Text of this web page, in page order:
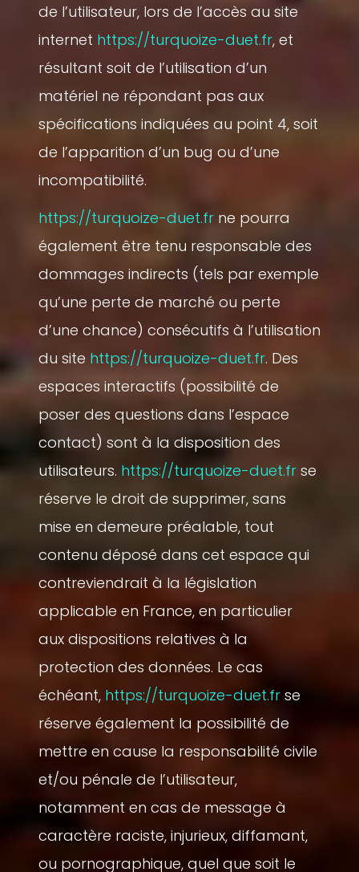
de l’utilisateur, lors de l’accès au site
internet https://turquoize-duet.fr, et
résultant soit de l’utilisation d’un
matériel ne répondant pas aux
spécifications indiquées au point 4, soit
de l’apparition d’un bug ou d’une
incompatibilité.
https://turquoize-duet.frne pourra
également être tenu responsable des
dommages indirects (tels par exemple
qu’une perte de marché ou perte
d’une chance) consécutifs à l’utilisation
du site https://turquoize-duet.fr. Des
espaces interactifs (possibilité de
poser des questions dans l’espace
contact) sont à la disposition des
utilisateurs. https://turquoize-duet.frse
réserve le droit de supprimer, sans
mise en demeure préalable, tout
contenu déposé dans cet espace qui
contreviendrait à la législation
applicable en France, en particulier
aux dispositions relatives à la
protection des données. Le cas
échéant, https://turquoize-duet.frse
réserve également la possibilité de
mettre en cause la responsabilité civile
et/ou pénale de l’utilisateur,
notamment en cas de message à
caractère raciste, injurieux, diffamant,
ou pornographique, quel que soit le